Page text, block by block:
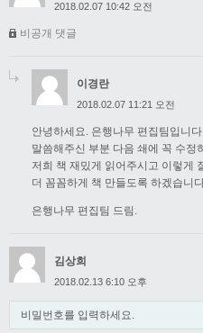
2018.02.07 10:42 오전
비공개 댓글
이경란
2018.02.07 11:21 오전
안녕하세요. 은행나무 편집팀입니
말씀해주신 부분 다음 쇄에 꼭 수정
저희 책 재밌게 읽어주시고 이렇게
더 꼼꼼하게 책 만들도록 하겠습니
은행나무 편집팀 드림.
김상희
2018.02.13 6:10 오후
비밀번호를 입력하세요.